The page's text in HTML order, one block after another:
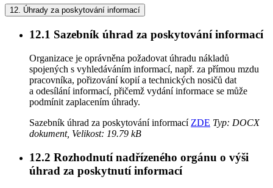
12. Úhrady za poskytování informací
12.1 Sazebník úhrad za poskytování informací
Organizace je oprávněna požadovat úhradu nákladů
spojených s vyhledáváním informací, např. za přímou mzdu
pracovníka, pořizování kopií a technických nosičů dat
a odesílání informací, přičemž vydání informace se může
podmínit zaplacením úhrady.
Sazebník úhrad za poskytování informací ZDE Typ: DOCX
dokument, Velikost: 19.79 kB
12.2 Rozhodnutí nadřízeného orgánu o výši
úhrad za poskytnutí informací